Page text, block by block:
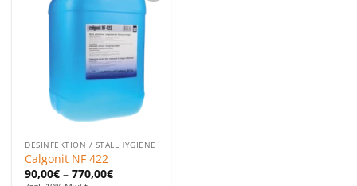
Zu den
Favoriten
hinzufügen
DESINFEKTION / STALLHYGIENE
Calgonit NF 422
90,00€ –770,00€